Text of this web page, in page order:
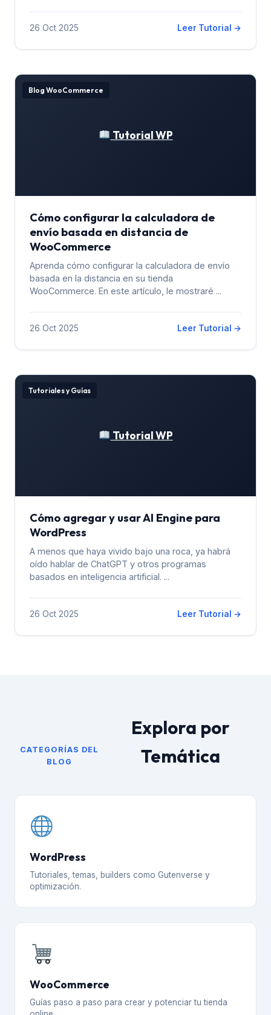
26 Oct 2025 Leer Tutorial →
Tutorial WP
Blog WooCommerce
Cómo configurar la calculadora de
envío basada en distancia de
WooCommerce
Aprenda cómo configurar la calculadora de envío
basada en la distancia en su tienda
WooCommerce. En este artículo, le mostraré ...
26 Oct 2025 Leer Tutorial →
Tutorial WP
Tutoriales y Guías
Cómo agregar y usar AI Engine para
WordPress
A menos que haya vivido bajo una roca, ya habrá
oído hablar de ChatGPT y otros programas
basados ​​en inteligencia artificial. ...
26 Oct 2025 Leer Tutorial →
CATEGORÍAS DEL
BLOG
Explora por
Temática
WordPress
Tutoriales, temas, builders como Gutenverse y
optimización.
WooCommerce
Guías paso a paso para crear y potenciar tu tienda